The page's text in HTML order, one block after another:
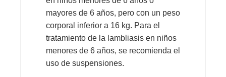
mayores de 6 años, pero con un peso
corporal inferior a 16 kg. Para el
tratamiento de la lambliasis en niños
menores de 6 años, se recomienda el
uso de suspensiones.